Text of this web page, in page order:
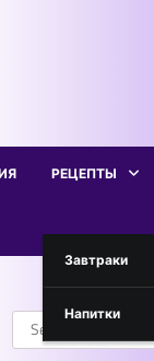
РЕЦЕПТЫ
Завтраки
Напитки
Search
for: